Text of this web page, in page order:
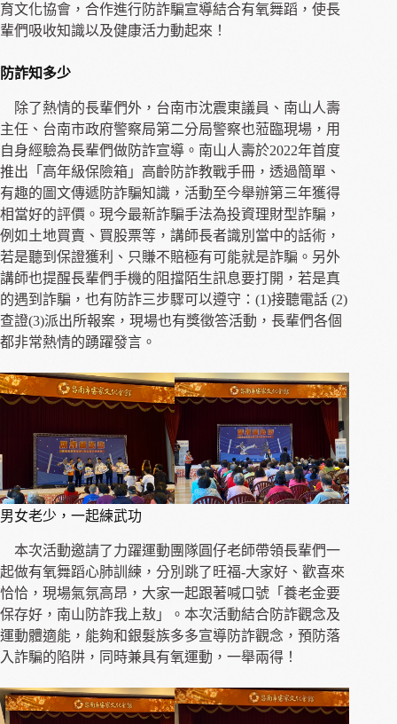
育文化協會，合作進行防詐騙宣導結合有氧舞蹈，使長
輩們吸收知識以及健康活力動起來！
防詐知多少
除了熱情的長輩們外，台南市沈震東議員、南山人壽
主任、台南市政府警察局第二分局警察也蒞臨現場，用
自身經驗為長輩們做防詐宣導。南山人壽於2022年首度
推出「高年級保險箱」高齡防詐教戰手冊，透過簡單、
有趣的圖文傳遞防詐騙知識，活動至今舉辦第三年獲得
相當好的評價。現今最新詐騙手法為投資理財型詐騙，
例如土地買賣、買股票等，講師長者識別當中的話術，
若是聽到保證獲利、只賺不賠極有可能就是詐騙。另外
講師也提醒長輩們手機的阻擋陌生訊息要打開，若是真
的遇到詐騙，也有防詐三步驟可以遵守：(1)接聽電話 (2)
查證(3)派出所報案，現場也有獎徵答活動，長輩們各個
都非常熱情的踴躍發言。
男女老少，一起練武功
本次活動邀請了力躍運動團隊圓仔老師帶領長輩們一
起做有氧舞蹈心肺訓練，分別跳了旺福-大家好、歡喜來
恰恰，現場氣氛高昂，大家一起跟著喊口號「養老金要
保存好，南山防詐我上敖」。本次活動結合防詐觀念及
運動體適能，能夠和銀髮族多多宣導防詐觀念，預防落
入詐騙的陷阱，同時兼具有氧運動，一舉兩得！